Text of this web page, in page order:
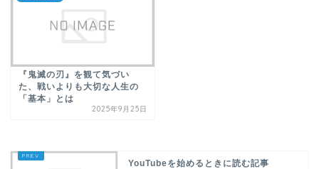
『鬼滅の刃』を観て気づい
た、戦いよりも大切な人生の
「基本」とは
2025年9月25日
YouTubeを始めるときに読む記事